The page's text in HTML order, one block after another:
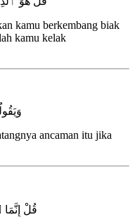
kamu berkembang biak
kamu kelak
ancaman itu jika
قُلْ إِنَّمَا